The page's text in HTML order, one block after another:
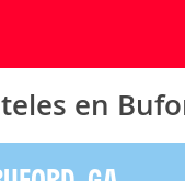
en